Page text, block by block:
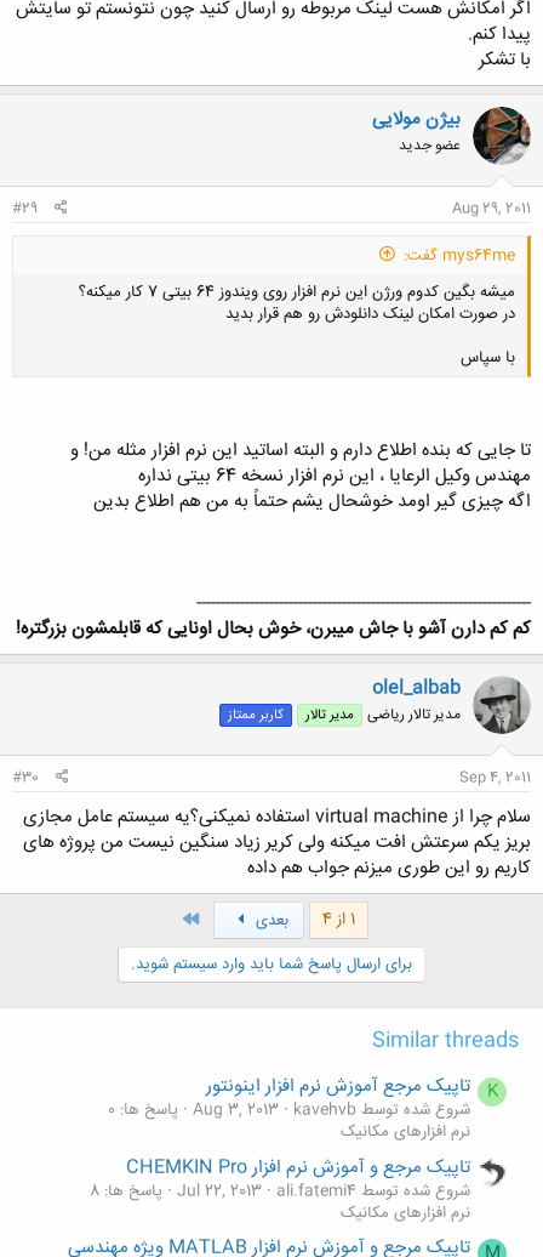
اگر امکانش هست لینک مربوطه رو ارسال کنید چون نتونستم تو سایتش
پیدا کنم.
با تشکر
بیژن مولایی
عضو جدید
Aug 29, 2011
#29
mys64me گفت:
میشه بگین کدوم ورژن این نرم افزار روی ویندوز 64 بیتی 7 کار میکنه؟
در صورت امکان لینک دانلودش رو هم قرار بدید
با سپاس
کلیک کنید تا باز شود...
تا جایی که بنده اطلاع دارم و البته اساتید این نرم افزار مثله من! و
مهندس وکیل الرعایا ، این نرم افزار نسخه 64 بیتی نداره
اگه چیزی گیر اومد خوشحال یشم حتماً به من هم اطلاع بدین
---------------------------------------------------------------------
کم کم دارن آشو با جاش میبرن، خوش بحال اونایی که قابلمشون بزرگتره!
olel_albab
مدیر تالار ریاضی مدیر تالار کاربر ممتاز
Sep 4, 2011
#30
سلام چرا از virtual machine استفاده نمیکنی؟یه سیستم عامل مجازی
بریز یکم سرعتش افت میکنه ولی کریر زیاد سنگین نیست من پروژه های
کاریم رو این طوری میزنم جواب هم داده
1 از 4 بعدی
برای ارسال پاسخ شما باید وارد سیستم شوید.
Similar threads
K تاپیک مرجع آموزش نرم افزار اینونتور
شروع شده توسط kavehvb Aug 3, 2013 پاسخ ها: 0
نرم افزارهای مکانیک
تاپیک مرجع و آموزش نرم افزار CHEMKIN Pro
شروع شده توسط ali.fatemi4 Jul 22, 2013 پاسخ ها: 8
نرم افزارهای مکانیک
تاپیک مرجع و آموزش نرم افزار MATLAB ویژه مهندسی